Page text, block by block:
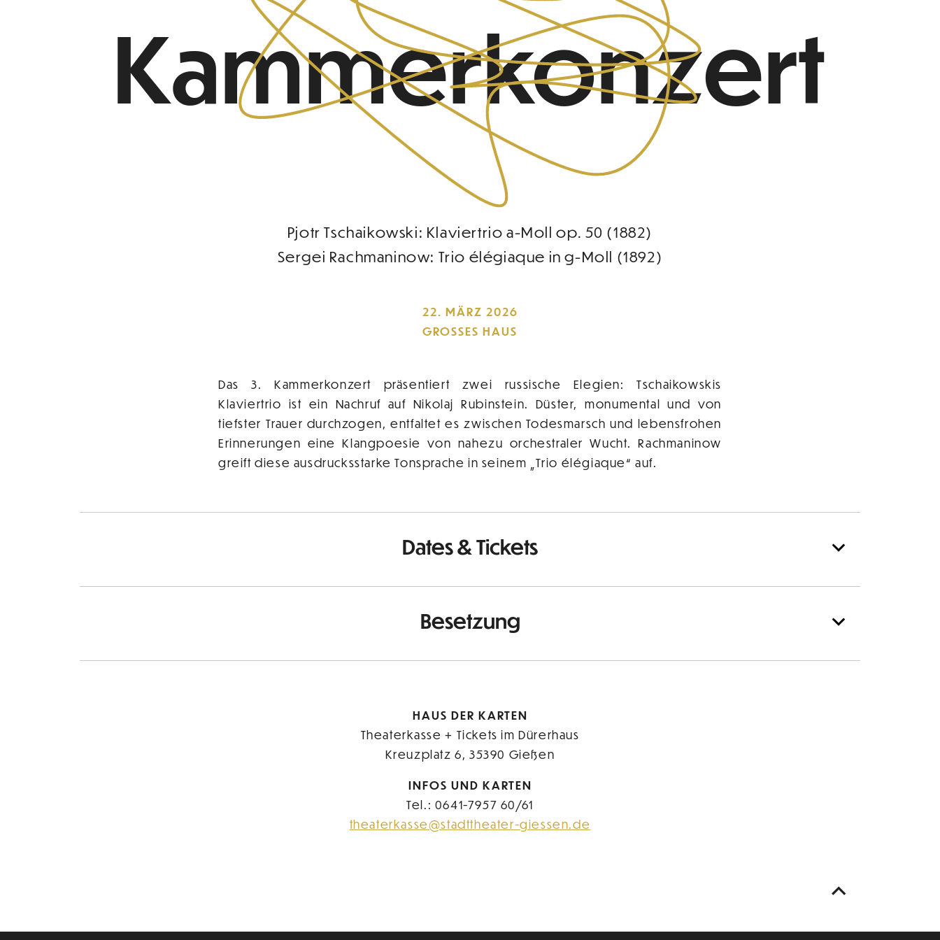
Kammerkonzert
Pjotr Tschaikowski: Klaviertrio a-Moll op. 50 (1882)
Sergei Rachmaninow: Trio élégiaque in g-Moll (1892)
22. MÄRZ 2026
GROSSES HAUS
Das 3. Kammerkonzert präsentiert zwei russische Elegien: Tschaikowskis
Klaviertrio ist ein Nachruf auf Nikolaj Rubinstein. Düster, monumental und von
tiefster Trauer durchzogen, entfaltet es zwischen Todesmarsch und lebensfrohen
Erinnerungen eine Klangpoesie von nahezu orchestraler Wucht. Rachmaninow
greift diese ausdrucksstarke Tonsprache in seinem „Trio élégiaque“ auf.
Dates & Tickets
Besetzung
HAUS DER KARTEN
Theaterkasse + Tickets im Dürerhaus
Kreuzplatz 6, 35390 Gießen
INFOS UND KARTEN
Tel.: 0641-7957 60/61
theaterkasse@stadttheater-giessen.de